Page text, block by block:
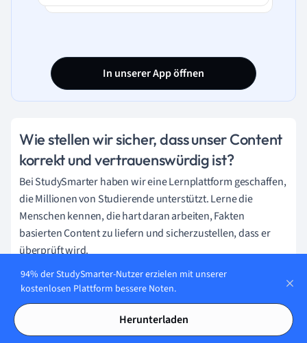
D. Sie versuchten, durch den Bau der
Ebenen auszugleichen.
In unserer App öffnen
Wie stellen wir sicher, dass unser Content
korrekt und vertrauenswürdig ist?
Bei StudySmarter haben wir eine Lernplattform geschaffen,
die Millionen von Studierende unterstützt. Lerne die
Menschen kennen, die hart daran arbeiten, Fakten
basierten Content zu liefern und sicherzustellen, dass er
überprüft wird.
Content-Erstellungsprozess:
Lily Hulatt
94% der StudySmarter-Nutzer erzielen mit unserer
kostenlosen Plattform bessere Noten.
Herunterladen